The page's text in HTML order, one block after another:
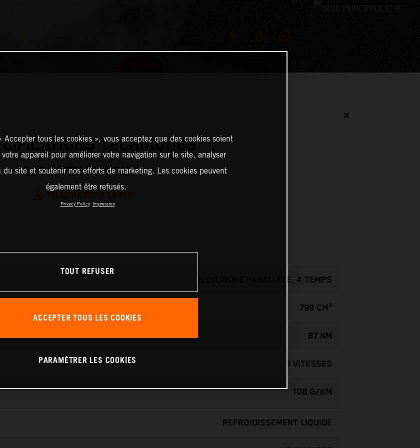
✕
TECHNIQUES
2024 KTM 790 DUKE
BICYLINDRE PARALLÈLE, 4 TEMPS
799 CM³
87 NM
6 VITESSES
108 G/KM
REFROIDISSEMENT LIQUIDE
Accepter tous les cookies », vous acceptez que des cookies soient
appareil pour améliorer votre navigation sur le site, analyser
du site et soutenir nos efforts de marketing. Les cookies peuvent
également être refusés.
Privacy Policy Impression
TOUT REFUSER
ACCEPTER TOUS LES COOKIES
PARAMÉTRER LES COOKIES